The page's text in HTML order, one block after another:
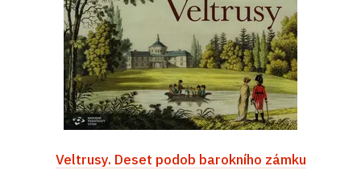
Veltrusy. Deset podob barokního zámku